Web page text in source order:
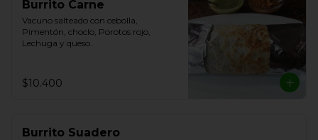
Burrito Carne
Vacuno salteado con cebolla,
Pimentón, choclo, Porotos rojo,
Lechuga y queso.
$10.400
Burrito Suadero